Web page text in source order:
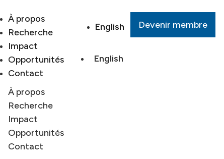
À propos
Recherche
Impact
Opportunités
Contact
À propos
Recherche
Impact
Opportunités
Contact
English
English
Devenir membre